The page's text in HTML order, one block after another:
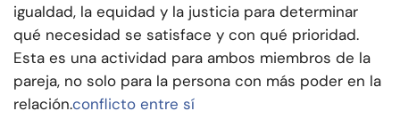
igualdad, la equidad y la justicia para determinar
qué necesidad se satisface y con qué prioridad.
Esta es una actividad para ambos miembros de la
pareja, no solo para la persona con más poder en la
relación.conflicto entre sí